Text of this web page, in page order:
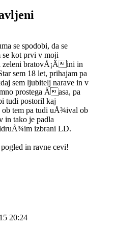
se spodobi, da se
se kot prvi v moji
bratovÅ¡Äini in
sem 18 let, prihajam pa
sem ljubitelj narave in v
prostega Äasa, pa
tudi postoril kaj
ob tem pa tudi uÅ¾ival ob
in tako je padla
izbrani LD.
in ravne cevi!
20:24